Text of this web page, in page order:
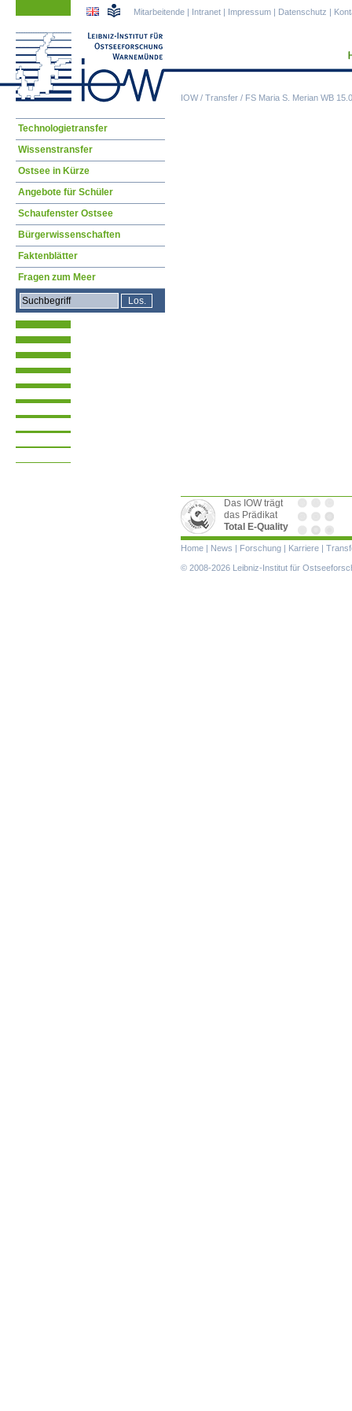
IOW/ Transfer / FS Maria S. Merian WB
Mitarbeitende | Intranet | Impressum | Datenschutz |
Navigation
überspringen
Technologietransfer
Wissenstransfer
Ostsee in Kürze
Angebote für Schüler
Schaufenster Ostsee
Bürgerwissenschaften
Faktenblätter
Fragen zum Meer
Das IOW trägt
das Prädikat
Total E-Quality
Navigation
überspringen
Home | News | Forschung | Karriere |
© 2008-2026 Leibniz-Institut für